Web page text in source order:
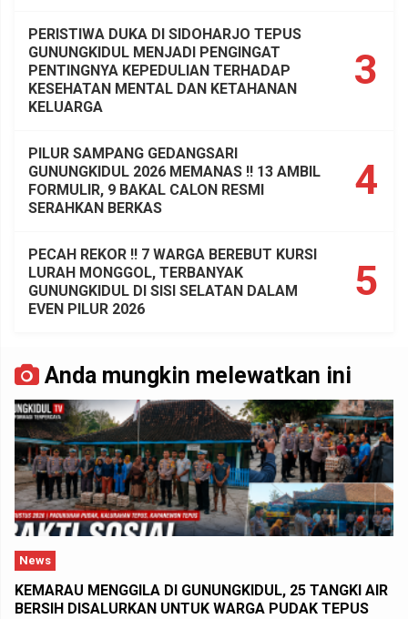
3
PERISTIWA DUKA DI SIDOHARJO TEPUS
GUNUNGKIDUL MENJADI PENGINGAT
PENTINGNYA KEPEDULIAN TERHADAP
KESEHATAN MENTAL DAN KETAHANAN
KELUARGA
4
PILUR SAMPANG GEDANGSARI
GUNUNGKIDUL 2026 MEMANAS !! 13 AMBIL
FORMULIR, 9 BAKAL CALON RESMI
SERAHKAN BERKAS
5
PECAH REKOR !! 7 WARGA BEREBUT KURSI
LURAH MONGGOL, TERBANYAK
GUNUNGKIDUL DI SISI SELATAN DALAM
EVEN PILUR 2026
Anda mungkin melewatkan ini
News
KEMARAU MENGGILA DI GUNUNGKIDUL, 25 TANGKI AIR
BERSIH DISALURKAN UNTUK WARGA PUDAK TEPUS